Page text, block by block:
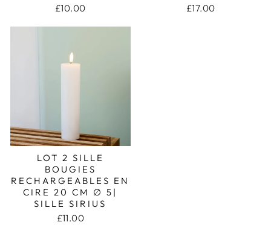
£10.00
£17.00
LOT 2 SILLE
BOUGIES
RECHARGEABLES EN
CIRE 20 CM ∅ 5|
SILLE SIRIUS
£11.00